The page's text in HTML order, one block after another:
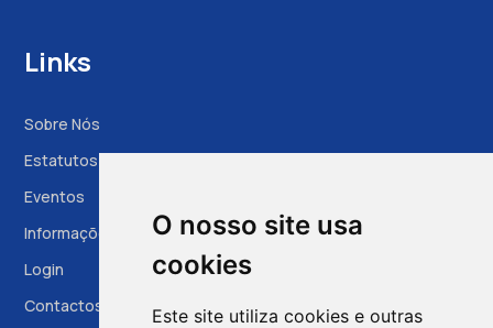
O nosso site usa
cookies
Este site utiliza cookies e outras
Links
Sobre Nós
Estatutos
Eventos
Informações à Grávida
Login
Contactos